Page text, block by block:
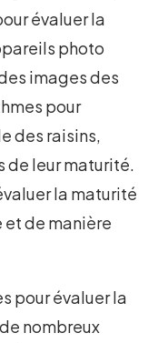
évaluer la
photo
images des
pour
des raisins,
de leur maturité.
la maturité
et de manière
pour évaluer la
nombreux